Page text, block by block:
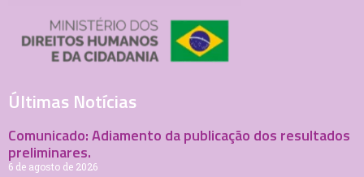
Últimas Notícias
Comunicado: Adiamento da publicação dos resultados
preliminares.
6 de agosto de 2026